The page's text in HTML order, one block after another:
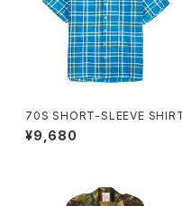
70S SHORT-SLEEVE
¥9,680